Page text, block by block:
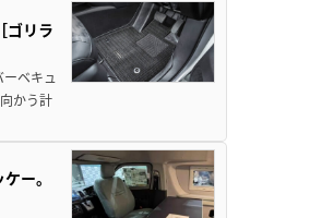
ゴリラ
ベキュ
かう計
ー。